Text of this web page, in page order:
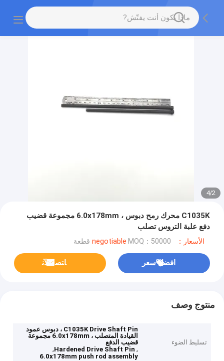
2
/
4
C1035K محرك رمح دبوس ، 6.0x178mm مجموعة قضيب
دفع علبة التروس تصلب
الأسعار：negotiable MOQ：50000 قطعة
افضل سعر ﺎﺘﺼﻟ ﺍﻶﻧ
منتوج وصف
تسليط الضوء
C1035K Drive Shaft Pin ، دبوس عمود
القيادة المتصلب ، 6.0x178mm مجموعة
قضيب الدفع
,
Hardened Drive Shaft Pin
,
6.0x178mm push rod assembly